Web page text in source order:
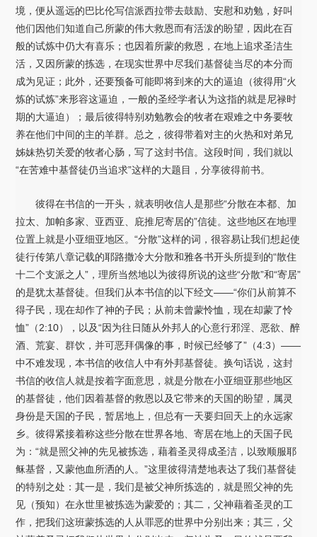
境，便从遥远的巴比伦写信派西拉带去鼓励、安慰和劝勉，好叫
他们因他们知道自己所蒙的伟大救恩而有活泼的盼望，因此在百
般的试炼中仍大有喜乐；也因着所蒙的救恩，在地上追求圣洁生
活，又因所蒙的拣选，在现实世界中尽我们基督徒当尽的本分而
成为见证；此外，还要预备可能即将到来的大的逼迫（彼得用“火
炼的试炼”来形容这逼迫，一般的圣经学者认为这指的就是尼禄时
期的大逼迫）；最后彼得特别劝勉教会的牧者在艰难之中务要牧
养在他们中间的主的羊群。总之，彼得带着对主的火热和对弟兄
姊妹热切关爱的牧者心肠，写了这封书信。这段时间，我们就以
“在苦难中基督徒仍当追求”这样的大题目，分享彼得前书。
彼得在书信的一开头，就表明收信人是那些“分散在本都、加
拉太、加帕多家、亚西亚、庇推尼寄居的”信徒。这些地区在地理
位置上就是小亚细亚地区。“分散”这样的词，很容易让我们想起使
徒行传第八章记载的耶路撒冷大分散和雅各书开头所提到的“散住
十二个支派之人”，理所当然地以为彼得所说的这些“分散”和“寄居”
的是犹太基督徒。但我们从本书信的以下经文——“你们从前算不
得子民，现在却作了神的子民；从前未曾蒙怜恤，现在却蒙了怜
恤”（2:10），以及“因为往日随从外邦人的心意行邪淫、恶欲、醉
酒、荒宴、群饮，并可恶拜偶像的事，时候已经够了”（4:3）——
中不难发现，本书信的收信人中有外邦基督徒。换句话说，这封
书信的收信人就是按着字面意思，就是分散在小亚细亚那些地区
的基督徒，他们因着基督的救恩以及它带来的天国的盼望，属灵
身份是天国的子民，暂居地上，但总有一天要归回天上的永远家
乡。彼得紧接着称这些分散在世界各地、寄居在地上的天国子民
为：“就是照父神的先见被拣选，藉着圣灵得成圣洁，以致顺服耶
稣基督，又蒙他血所洒的人。”这里彼得清楚地表达了我们基督徒
的特别之处：其一是，我们是被父神所拣选的，就是照父神的先
见（预知）在永世里被拣选为蒙爱的；其二，父神藉着圣灵的工
作，把我们这班蒙拣选的人从罪恶的世界中分别出来；其三，父